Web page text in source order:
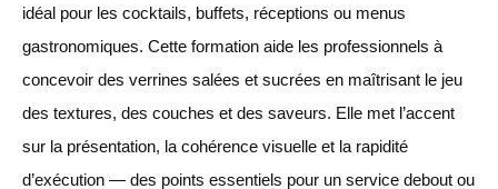
idéal pour les cocktails, buffets, réceptions ou menus
gastronomiques. Cette formation aide les professionnels à
concevoir des verrines salées et sucrées en maîtrisant le jeu
des textures, des couches et des saveurs. Elle met l’accent
sur la présentation, la cohérence visuelle et la rapidité
d’exécution — des points essentiels pour un service debout ou